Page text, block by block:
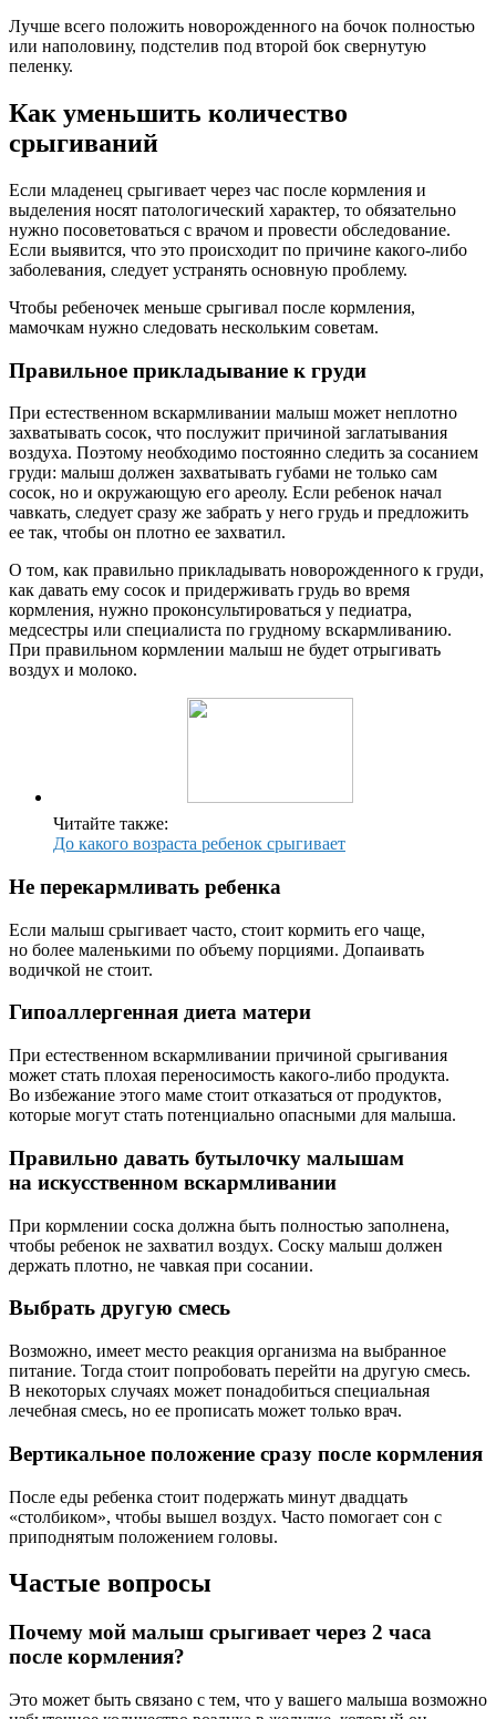
Лучше всего положить новорожденного на бочок полностью
или наполовину, подстелив под второй бок свернутую
пеленку.
Как уменьшить количество
срыгиваний
Если младенец срыгивает через час после кормления и
выделения носят патологический характер, то обязательно
нужно посоветоваться с врачом и провести обследование.
Если выявится, что это происходит по причине какого-либо
заболевания, следует устранять основную проблему.
Чтобы ребеночек меньше срыгивал после кормления,
мамочкам нужно следовать нескольким советам.
Правильное прикладывание к груди
При естественном вскармливании малыш может неплотно
захватывать сосок, что послужит причиной заглатывания
воздуха. Поэтому необходимо постоянно следить за сосанием
груди: малыш должен захватывать губами не только сам
сосок, но и окружающую его ареолу. Если ребенок начал
чавкать, следует сразу же забрать у него грудь и предложить
ее так, чтобы он плотно ее захватил.
О том, как правильно прикладывать новорожденного к груди,
как давать ему сосок и придерживать грудь во время
кормления, нужно проконсультироваться у педиатра,
медсестры или специалиста по грудному вскармливанию.
При правильном кормлении малыш не будет отрыгивать
воздух и молоко.
Читайте также:
До какого возраста ребенок срыгивает
Не перекармливать ребенка
Если малыш срыгивает часто, стоит кормить его чаще,
но более маленькими по объему порциями. Допаивать
водичкой не стоит.
Гипоаллергенная диета матери
При естественном вскармливании причиной срыгивания
может стать плохая переносимость какого-либо продукта.
Во избежание этого маме стоит отказаться от продуктов,
которые могут стать потенциально опасными для малыша.
Правильно давать бутылочку малышам
на искусственном вскармливании
При кормлении соска должна быть полностью заполнена,
чтобы ребенок не захватил воздух. Соску малыш должен
держать плотно, не чавкая при сосании.
Выбрать другую смесь
Возможно, имеет место реакция организма на выбранное
питание. Тогда стоит попробовать перейти на другую смесь.
В некоторых случаях может понадобиться специальная
лечебная смесь, но ее прописать может только врач.
Вертикальное положение сразу после кормления
После еды ребенка стоит подержать минут двадцать
«столбиком», чтобы вышел воздух. Часто помогает сон с
приподнятым положением головы.
Частые вопросы
Почему мой малыш срыгивает через 2 часа
после кормления?
Это может быть связано с тем, что у вашего малыша возможно